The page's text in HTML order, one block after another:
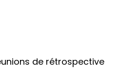
de rétrospective